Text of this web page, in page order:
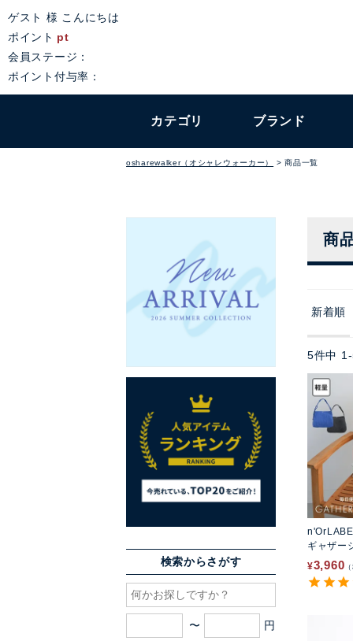
ゲスト 様 こんにちは
ポイント pt
会員ステージ：
ポイント付与率：
カテゴリ ブランド
osharewalker（オシャレウォーカー） 商品一覧
検索からさがす
〜
商
新着順
5件中 1 -
ギャザー
¥3,960